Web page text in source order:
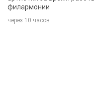
филармонии
через 10 часов